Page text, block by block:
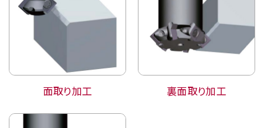
面取り加工 裏面取り加工